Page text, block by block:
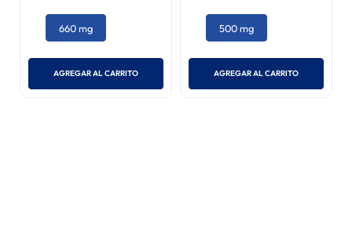
660 mg
AGREGAR AL CARRITO
500 mg
AGREGAR AL CARRITO